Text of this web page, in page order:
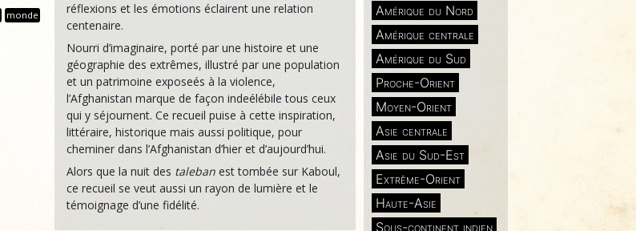
Amérique du Nord
Amérique centrale
Amérique du Sud
Proche-Orient
Moyen-Orient
Asie centrale
Asie du Sud-Est
Extrême-Orient
Haute-Asie
Sous-continent indien
monde
réflexions et les émotions éclairent une relation
centenaire.
Nourri d’imaginaire, porté par une histoire et une
géographie des extrêmes, illustré par une population
et un patrimoine exposeés à la violence,
l’Afghanistan marque de façon indeélébile tous ceux
qui y séjournent. Ce recueil puise à cette inspiration,
littéraire, historique mais aussi politique, pour
cheminer dans l’Afghanistan d’hier et d’aujourd’hui.
Alors que la nuit des taleban est tombée sur Kaboul,
ce recueil se veut aussi un rayon de lumière et le
témoignage d’une fidélité.